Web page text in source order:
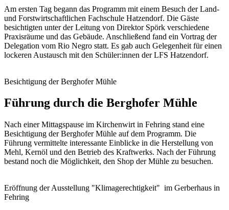
Am ersten Tag begann das Programm mit einem Besuch der Land-
und Forstwirtschaftlichen Fachschule Hatzendorf. Die Gäste
besichtigten unter der Leitung von Direktor Spörk verschiedene
Praxisräume und das Gebäude. Anschließend fand ein Vortrag der
Delegation vom Rio Negro statt. Es gab auch Gelegenheit für einen
lockeren Austausch mit den Schüler:innen der LFS Hatzendorf.
Besichtigung der Berghofer Mühle
Führung durch die Berghofer Mühle
Nach einer Mittagspause im Kirchenwirt in Fehring stand eine
Besichtigung der Berghofer Mühle auf dem Programm. Die
Führung vermittelte interessante Einblicke in die Herstellung von
Mehl, Kernöl und den Betrieb des Kraftwerks. Nach der Führung
bestand noch die Möglichkeit, den Shop der Mühle zu besuchen.
Eröffnung der Ausstellung "Klimagerechtigkeit" im Gerberhaus in
Fehring